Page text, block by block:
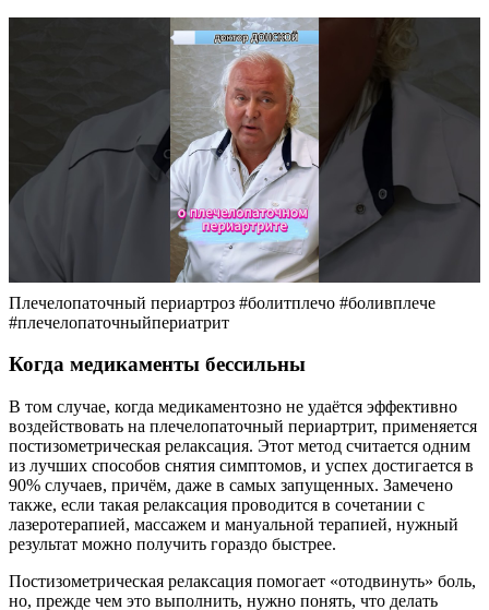
Плечелопаточный периартроз #болитплечо #боливплече
#плечелопаточныйпериатрит
Когда медикаменты бессильны
В том случае, когда медикаментозно не удаётся эффективно
воздействовать на плечелопаточный периартрит, применяется
постизометрическая релаксация. Этот метод считается одним
из лучших способов снятия симптомов, и успех достигается в
90% случаев, причём, даже в самых запущенных. Замечено
также, если такая релаксация проводится в сочетании с
лазеротерапией, массажем и мануальной терапией, нужный
результат можно получить гораздо быстрее.
Постизометрическая релаксация помогает «отодвинуть» боль,
но, прежде чем это выполнить, нужно понять, что делать